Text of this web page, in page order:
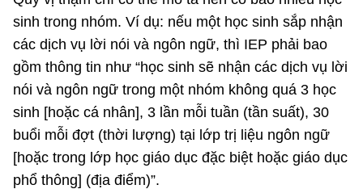
sinh trong nhóm. Ví dụ: nếu một học sinh sắp nhận
các dịch vụ lời nói và ngôn ngữ, thì IEP phải bao
gồm thông tin như “học sinh sẽ nhận các dịch vụ lời
nói và ngôn ngữ trong một nhóm không quá 3 học
sinh [hoặc cá nhân], 3 lần mỗi tuần (tần suất), 30
buổi mỗi đợt (thời lượng) tại lớp trị liệu ngôn ngữ
[hoặc trong lớp học giáo dục đặc biệt hoặc giáo dục
phổ thông] (địa điểm)”.